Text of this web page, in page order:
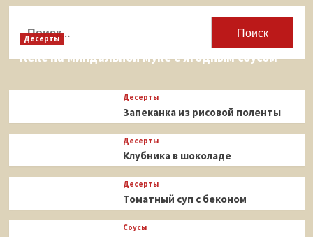
Горячий
бутерброд
шпинатом,
луком
Десерты
Кекс на миндальной муке с ягодным соусом
Десерты
Запеканка из рисовой поленты
Десерты
Клубника в шоколаде
Десерты
Томатный суп с беконом
Соусы